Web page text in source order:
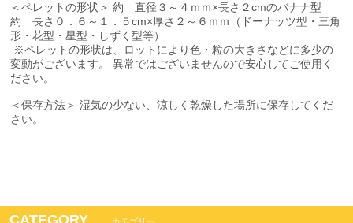
＜ペレットの形状＞ 約 直径３～４ｍｍ×長さ２cmのバナナ型
約 長さ０．６～１．５cm×厚さ２～６ｍｍ（ドーナッツ型・三角
形・花型・星型・しずく型等）
※ペレットの形状は、ロットにより色・粒の大きさなどに多少の
変動がございます。 異常ではございませんので安心してご使用く
ださい。
＜保存方法＞ 湿気の少ない、涼しく乾燥した場所に保存してくだ
さい。